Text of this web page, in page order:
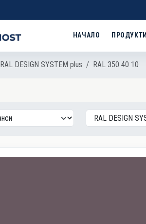
НАЧАЛО ПРОДУКТИ
RAL DESIGN SYSTEM plus RAL 350 40 10